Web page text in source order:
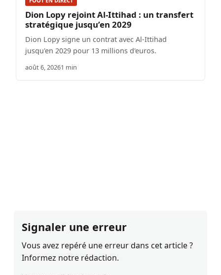
Dion Lopy rejoint Al-Ittihad : un transfert
stratégique jusqu’en 2029
Dion Lopy signe un contrat avec Al-Ittihad
jusqu'en 2029 pour 13 millions d'euros.
août 6, 20261 min
Signaler une erreur
Vous avez repéré une erreur dans cet article ?
Informez notre rédaction.